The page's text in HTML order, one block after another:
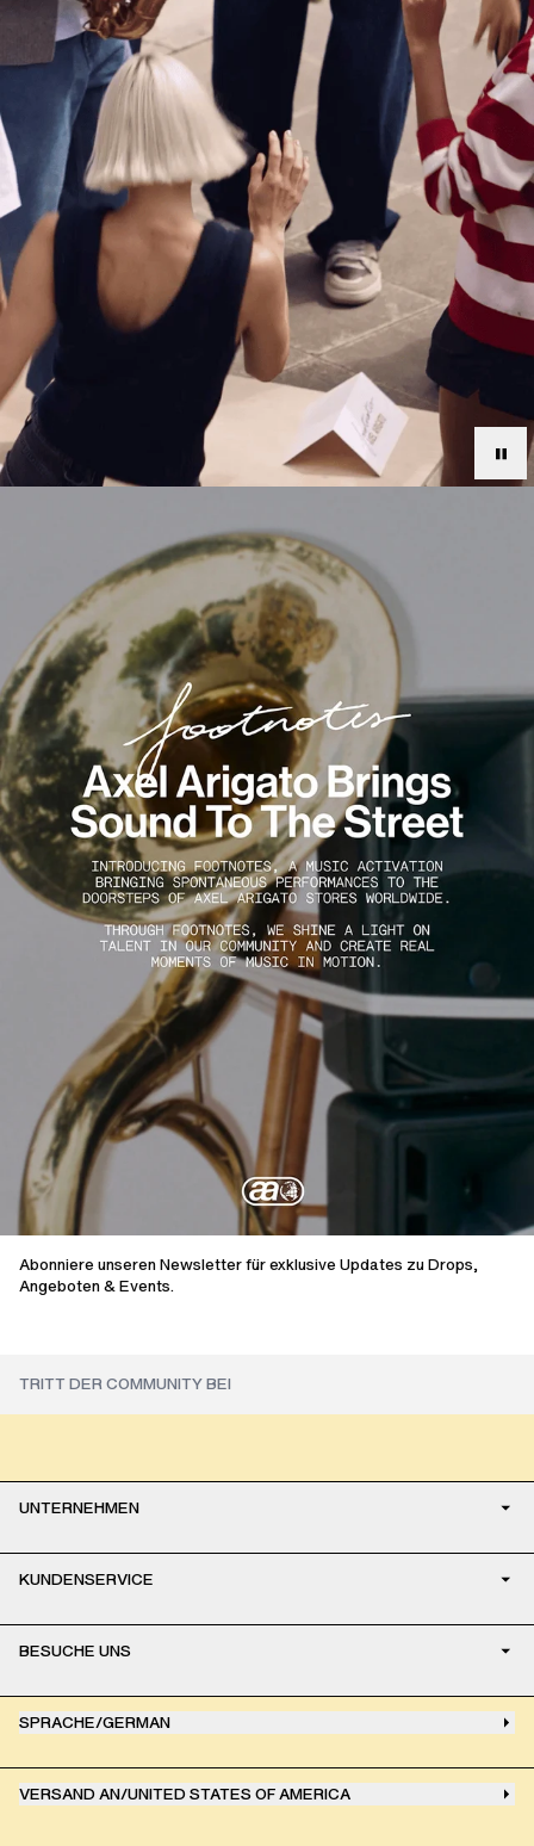
Abonniere unseren Newsletter für exklusive Updates zu Drops,
Angeboten & Events.
UNTERNEHMEN
KUNDENSERVICE
BESUCHE UNS
SPRACHE/GERMAN
VERSAND AN/UNITED STATES OF AMERICA